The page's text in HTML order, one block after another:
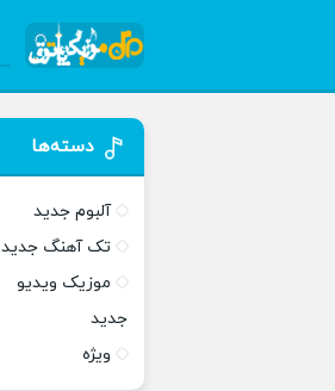
دسته‌ها
آلبوم جدید
تک آهنگ جدید
موزیک ویدیو
جدید
ویژه